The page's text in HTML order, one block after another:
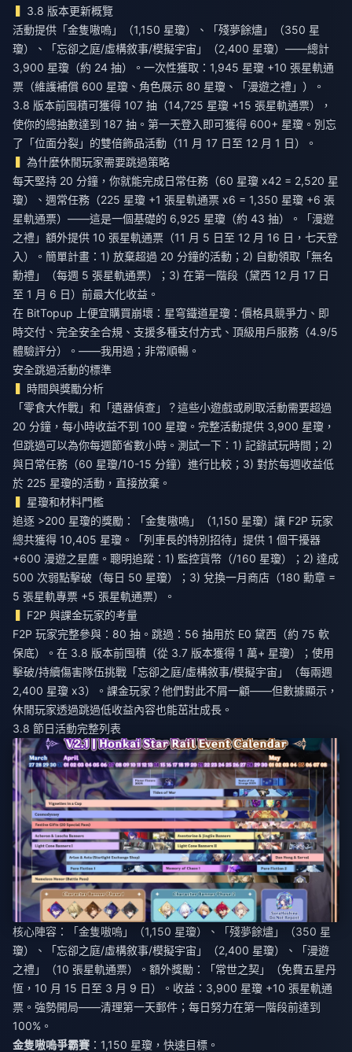
3.8 版本更新概覽
活動提供「金隻嗷嗚」（1,150 星瓊）、「殘夢餘燼」（350 星
瓊）、「忘卻之庭/虛構敘事/模擬宇宙」（2,400 星瓊）——總計
3,900 星瓊（約 24 抽）。一次性獲取：1,945 星瓊 +10 張星軌通
票（維護補償 600 星瓊、角色展示 80 星瓊、「漫遊之禮」）。
3.8 版本前囤積可獲得 107 抽（14,725 星瓊 +15 張星軌通票），
使你的總抽數達到 187 抽。第一天登入即可獲得 600+ 星瓊。別忘
了「位面分裂」的雙倍飾品活動（11 月 17 日至 12 月 1 日）。
為什麼休閒玩家需要跳過策略
每天堅持 20 分鐘，你就能完成日常任務（60 星瓊 x42 = 2,520 星
瓊）、週常任務（225 星瓊 +1 張星軌通票 x6 = 1,350 星瓊 +6 張
星軌通票）——這是一個基礎的 6,925 星瓊（約 43 抽）。「漫遊
之禮」額外提供 10 張星軌通票（11 月 5 日至 12 月 16 日，七天登
入）。簡單計畫：1) 放棄超過 20 分鐘的活動；2) 自動領取「無名
勳禮」（每週 5 張星軌通票）；3) 在第一階段（黛西 12 月 17 日
至 1 月 6 日）前最大化收益。
在 BitTopup 上便宜購買崩壞：星穹鐵道星瓊 ：價格具競爭力、即
時交付、完全安全合規、支援多種支付方式、頂級用戶服務（4.9/5
體驗評分）。——我用過；非常順暢。
安全跳過活動的標準
時間與獎勵分析
「零食大作戰」和「遺器偵查」？這些小遊戲或刷取活動需要超過
20 分鐘，每小時收益不到 100 星瓊。完整活動提供 3,900 星瓊，
但跳過可以為你每週節省數小時。測試一下：1) 記錄試玩時間；2)
與日常任務（60 星瓊/10-15 分鐘）進行比較；3) 對於每週收益低
於 225 星瓊的活動，直接放棄。
星瓊和材料門檻
追逐 >200 星瓊的獎勵：「金隻嗷嗚」（1,150 星瓊）讓 F2P 玩家
總共獲得 10,405 星瓊。「列車長的特別招待」提供 1 個干擾器
+600 漫遊之星塵。聰明追蹤：1) 監控貨幣（/160 星瓊）；2) 達成
500 次弱點擊破（每日 50 星瓊）；3) 兌換一月商店（180 勳章 =
5 張星軌專票 +5 張星軌通票）。
F2P 與課金玩家的考量
F2P 玩家完整參與：80 抽。跳過：56 抽用於 E0 黛西（約 75 軟
保底）。在 3.8 版本前囤積（從 3.7 版本獲得 1 萬+ 星瓊）；使用
擊破/持續傷害隊伍挑戰「忘卻之庭/虛構敘事/模擬宇宙」（每兩週
2,400 星瓊 x3）。課金玩家？他們對此不屑一顧——但數據顯示，
休閒玩家透過跳過低收益內容也能茁壯成長。
3.8 節日活動完整列表
核心陣容：「金隻嗷嗚」（1,150 星瓊）、「殘夢餘燼」（350 星
瓊）、「忘卻之庭/虛構敘事/模擬宇宙」（2,400 星瓊）、「漫遊
之禮」（10 張星軌通票）。額外獎勵：「常世之契」（免費五星丹
恆，10 月 15 日至 3 月 9 日）。收益：3,900 星瓊 +10 張星軌通
票。強勢開局——清理第一天郵件；每日努力在第一階段前達到
100%。
金隻嗷嗚爭霸賽 ：1,150 星瓊，快速目標。